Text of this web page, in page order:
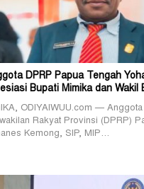
DPRP Papua Tengah
Bupati Mimika dan Wakil
ODIYAIWUU.com — Anggota
Rakyat Provinsi (DPRP)
Kemong, SIP, MIP…